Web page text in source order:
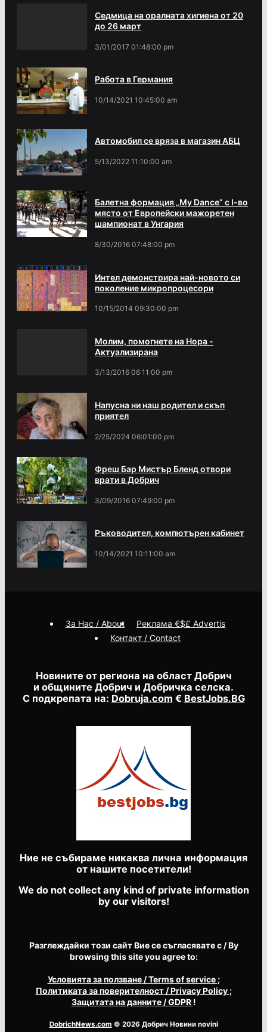
Седмица на оралната хигиена от 20
до 26 март
3/01/2017 01:48:00 pm
Работа в Германия
10/14/2021 10:45:00 am
Автомобил се вряза в магазин АБЦ
5/13/2022 11:10:00 am
Балетна формация „My Dance” с І-во
място от Европейски мажоретен
шампионат в Унгария
8/30/2016 07:48:00 pm
Интел демонстрира най-новото си
поколение микропроцесори
10/15/2014 09:30:00 pm
Молим, помогнете на Нора -
Актуализирана
3/13/2016 06:11:00 pm
Напусна ни наш родител и скъп
приятел
2/25/2024 06:01:00 pm
Фреш Бар Мистър Бленд отвори
врати в Добрич
3/09/2016 07:49:00 pm
Ръководител, компютърен кабинет
10/14/2021 10:11:00 am
Новините от региона на област Добрич
и общините Добрич и Добричка селска.
С подкрепата на: Dobruja.com € BestJobs.BG
Ние не събираме никаква лична информация
от нашите посетители!
We do not collect any kind of private information
by our visitors!
Разглеждайки този сайт Вие се съгласявате с / By
browsing this site you agree to:
Условията за ползване/ Terms of service ;
Политиката за поверителност/ Privacy Policy ;
Защитата на данните/ GDPR !
DobrichNews.com © 2026 Добрич Новини novini
За Нас / About
Реклама €$£ Advertis
Контакт / Contact